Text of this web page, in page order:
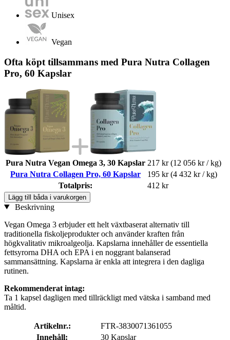
Unisex
Vegan
Ofta köpt tillsammans med Pura Nutra Collagen
Pro, 60 Kapslar
Pura Nutra Vegan Omega 3, 30 Kapslar 217 kr (12 056 kr / kg)
Pura Nutra Collagen Pro, 60 Kapslar
195 kr (4 432 kr / kg)
Totalpris:
412 kr
Lägg till båda i varukorgen
Beskrivning
Vegan Omega 3 erbjuder ett helt växtbaserat alternativ till
traditionella fiskoljeprodukter och använder kraften från
högkvalitativ mikroalgeolja. Kapslarna innehåller de essentiella
fettsyrorna DHA och EPA i en noggrant balanserad
sammansättning. Kapslarna är enkla att integrera i den dagliga
rutinen.
Rekommenderat intag:
Ta 1 kapsel dagligen med tillräckligt med vätska i samband med
måltid.
Artikelnr.:
FTR-3830071361055
Innehåll:
30 Kapslar